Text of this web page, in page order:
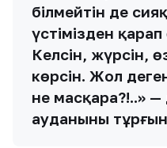
білмейтін де
үстімізден қарап
Келсін, жүрсін,
көрсін. Жол
не масқара?!..»
ауданының